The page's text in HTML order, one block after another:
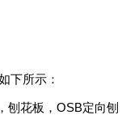
下所示：
花板，OSB定向刨